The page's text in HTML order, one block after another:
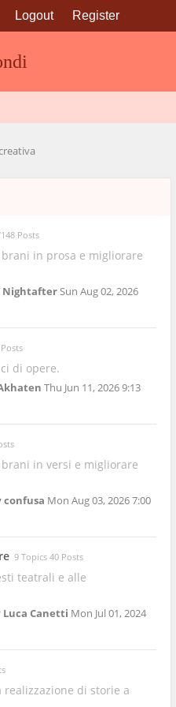
Logout Register
Posts
in prosa e migliorare
NightafterSun Aug 02, 2026
di opere.
Thu Jun 11, 2026 9:13
in versi e migliorare
confusa Mon Aug 03, 2026 7:00
9 Topics 40 Posts
teatrali e alle
Luca Canetti Mon Jul 01, 2024
di storie a